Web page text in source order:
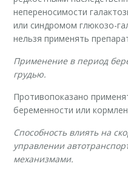
непереносимости
или синдромом глюкозо-
нельзя применять
Применение в период
грудью.
Противопоказано
беременности или
Способность влиять на
управлении
механизмами.